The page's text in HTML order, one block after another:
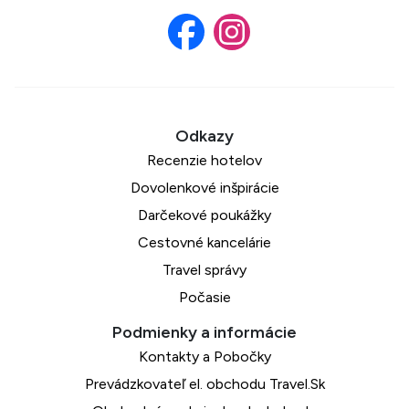
Recenzie hotelov
Dovolenkové inšpirácie
Darčekové poukážky
Cestovné kancelárie
Travel správy
Počasie
Kontakty a Pobočky
Prevádzkovateľ el. obchodu Travel.Sk